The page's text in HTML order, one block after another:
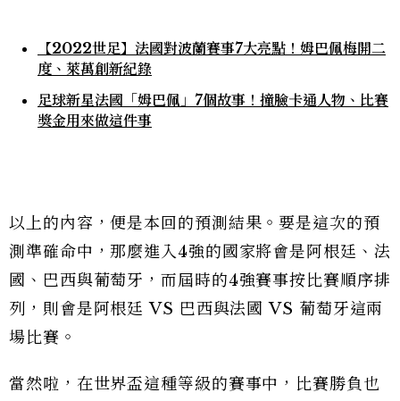
【2022世足】法國對波蘭賽事7大亮點！姆巴佩梅開二
度、萊萬創新紀錄
足球新星法國「姆巴佩」7個故事！撞臉卡通人物、比賽
獎金用來做這件事
以上的內容，便是本回的預測結果。要是這次的預
測準確命中，那麼進入4強的國家將會是阿根廷、法
國、巴西與葡萄牙，而屆時的4強賽事按比賽順序排
列，則會是阿根廷 VS 巴西與法國 VS 葡萄牙這兩
場比賽。
當然啦，在世界盃這種等級的賽事中，比賽勝負也